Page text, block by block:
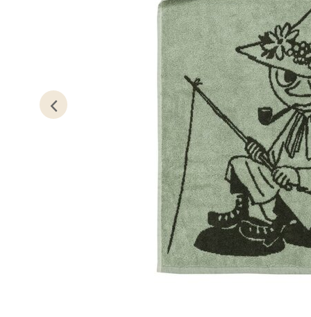
0 i
Erich
Åpent
0 i
Åpent
0 i